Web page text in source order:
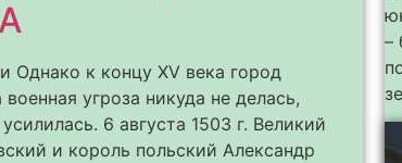
Однако к концу XV века город
военная угроза никуда не делась,
6 августа 1503 г. Великий
и король польский Александр
–